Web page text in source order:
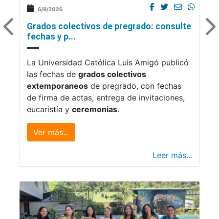
6/8/2026
Grados colectivos de pregrado: consulte
fechas y p...
La Universidad Católica Luis Amigó publicó
las fechas de grados colectivos
extemporaneos de pregrado, con fechas
de firma de actas, entrega de invitaciones,
eucaristía y ceremonias.
Ver más...
Leer más...